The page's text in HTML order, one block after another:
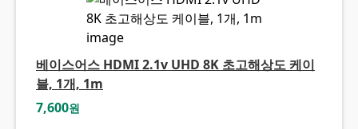
베이스어스 HDMI 2.1v UHD 8K 초고해상도 케이
블, 1개, 1m
7,600원